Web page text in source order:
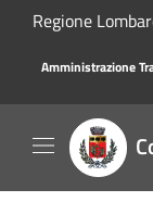
Salta al contenuto
Regione
Amministrazione